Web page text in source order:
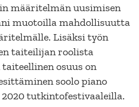
määritelmän uusimisen
muotoilla mahdollisuutta
Lisäksi työn
taiteilijan roolista
osuus on
soolo piano
tutkintofestivaaleilla.